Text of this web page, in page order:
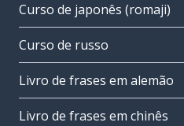
Curso de japonês (romaji)
Curso de russo
Livro de frases em alemão
Livro de frases em chinês